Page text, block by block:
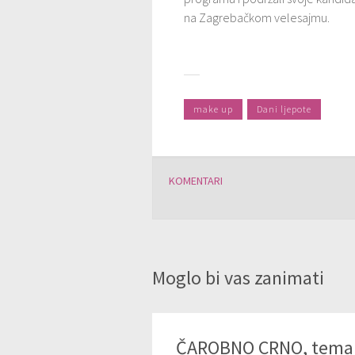
na Zagrebačkom velesajmu.
make up Dani ljepote
KOMENTARI
Moglo bi vas zanimati
ČAROBNO CRNO,